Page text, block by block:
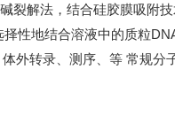
裂解法，结合硅胶膜吸附
性地结合溶液中的质粒
外转录、测序、等 常规分